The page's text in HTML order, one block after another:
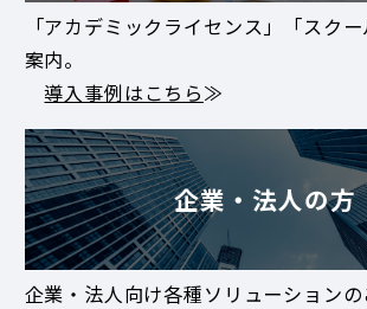
「アカデミックライセンス」「スク
案内。
導入事例はこちら≫
企業・法人の方
企業・法人向け各種ソリューションの